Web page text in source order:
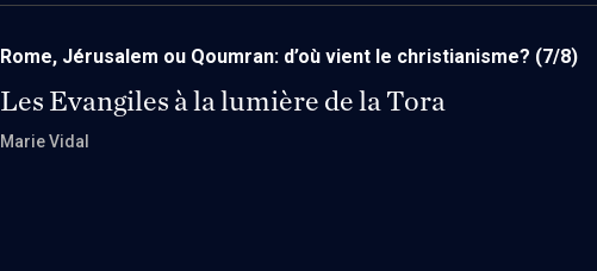
Rome, Jérusalem ou Qoumran: d’où vient le christianisme? (7/8)
Les Evangiles à la lumière de la Tora
Marie Vidal